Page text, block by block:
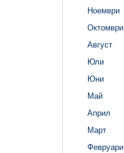
Ноември
Октомври
Август
Юли
Юни
Май
Април
Март
Февруари